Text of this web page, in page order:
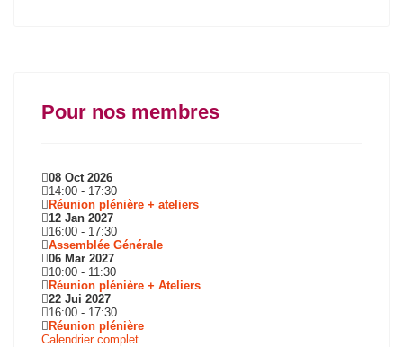
Pour nos membres
08 Oct 2026
14:00 - 17:30
Réunion plénière + ateliers
12 Jan 2027
16:00 - 17:30
Assemblée Générale
06 Mar 2027
10:00 - 11:30
Réunion plénière + Ateliers
22 Jui 2027
16:00 - 17:30
Réunion plénière
Calendrier complet